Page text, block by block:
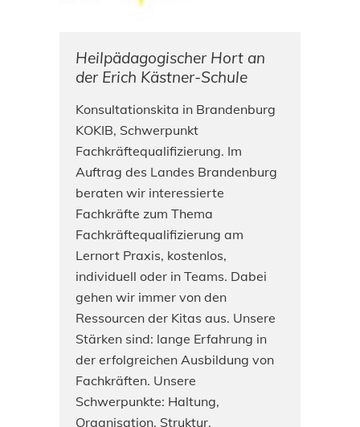
Heilpädagogischer Hort an
der Erich Kästner-Schule
Konsultationskita in Brandenburg
KOKIB, Schwerpunkt
Fachkräftequalifizierung. Im
Auftrag des Landes Brandenburg
beraten wir interessierte
Fachkräfte zum Thema
Fachkräftequalifizierung am
Lernort Praxis, kostenlos,
individuell oder in Teams. Dabei
gehen wir immer von den
Ressourcen der Kitas aus. Unsere
Stärken sind: lange Erfahrung in
der erfolgreichen Ausbildung von
Fachkräften. Unsere
Schwerpunkte: Haltung,
Organisation, Struktur,